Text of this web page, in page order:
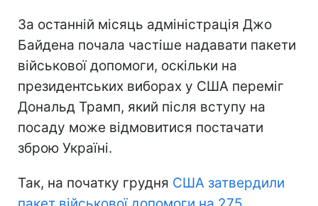
За останній місяць адміністрація Джо
Байдена почала частіше надавати пакети
військової допомоги, оскільки на
президентських виборах у США переміг
Дональд Трамп, який після вступу на
посаду може відмовитися постачати
зброю Україні.
Так, на початку грудня США затвердили